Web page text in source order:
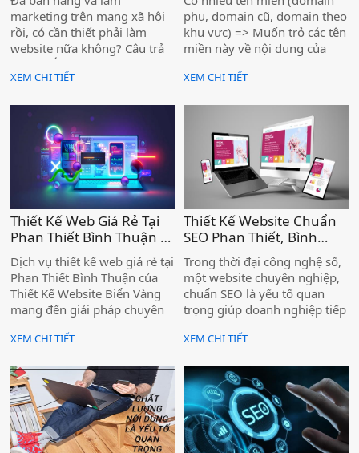
hiện nay )
marketing trên mạng xã hội
rồi, có cần thiết phải làm
website nữa không? Câu trả
lời là: CÓ – và website ngày
càng quan trọng hơn
XEM CHI TIẾT
mà không cần thêm
hosting )
phụ, domain cũ, domain theo
khu vực) => Muốn trỏ các tên
miền này về nội dung của
muốn thuê thêm hosting
XEM CHI TIẾT
Thiết Kế Web Giá Rẻ Tại
Phan Thiết Bình Thuận –
Chuẩn SEO, Tối Ưu
Chuyển Đổi )
Dịch vụ thiết kế web giá rẻ tại
Phan Thiết Bình Thuận của
Thiết Kế Website Biển Vàng
mang đến giải pháp chuyên
cá nhân sở hữu website hiện
cao với chi phí hợp lý.
XEM CHI TIẾT
Thiết Kế Website Chuẩn
SEO Phan Thiết, Bình
Thuận - Biển Vàng )
Trong thời đại công nghệ số,
một website chuyên nghiệp,
chuẩn SEO là yếu tố quan
trọng giúp doanh nghiệp tiếp
hiệu quả. Thiết Kế Website
pháp thiết kế website chuẩn
SEO tại Phan Thiết, Bình
Thuận, giúp doanh nghiệp
nâng cao thương hiệu, tối ưu
trải nghiệm người dùng và
XEM CHI TIẾT